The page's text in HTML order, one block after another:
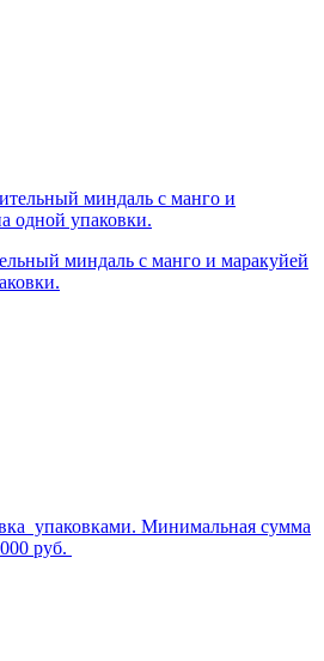
миндаль с манго и маракуйей
упаковками. Минимальная сумма
руб.